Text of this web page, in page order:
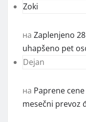
Zoki
на Zaplenjeno
uhapšeno pet
Dejan
на Paprene
mesečni prevoz